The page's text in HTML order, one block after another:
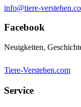
info@tiere-
Facebook
Neuigkeiten,
Tiere-Verstehen.com
Service